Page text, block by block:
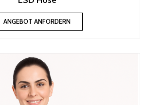
ANGEBOT ANFORDERN